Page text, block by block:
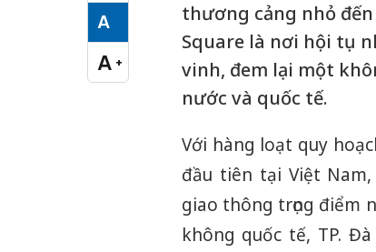
A
Cỡ chữ vừa
A +
Cỡ chữ lớn
thương cảng nhỏ
Square là nơi hội tụ
vinh, đem lại một
nước và quốc tế.
Với hàng loạt quy
đầu tiên tại Việt
giao thông trọng điểm
không quốc tế, TP.